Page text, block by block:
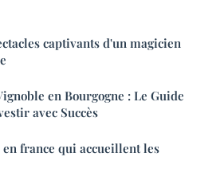
captivants d'un magicien
en Bourgogne : Le Guide
avec Succès
france qui accueillent les